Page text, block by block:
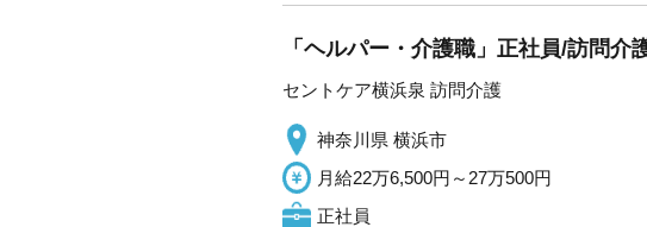
「ヘルパー・介護職」正社員/訪問
セントケア横浜泉 訪問介護
神奈川県 横浜市
月給22万6,500円～27万500円
正社員